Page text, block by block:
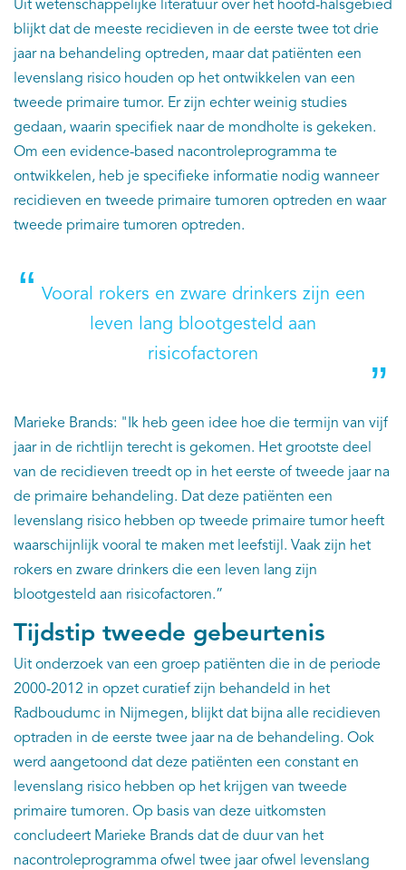
Uit wetenschappelijke literatuur over het hoofd-halsgebied
blijkt dat de meeste recidieven in de eerste twee tot drie
jaar na behandeling optreden, maar dat patiënten een
levenslang risico houden op het ontwikkelen van een
tweede primaire tumor. Er zijn echter weinig studies
gedaan, waarin specifiek naar de mondholte is gekeken.
Om een evidence-based nacontroleprogramma te
ontwikkelen, heb je specifieke informatie nodig wanneer
recidieven en tweede primaire tumoren optreden en waar
tweede primaire tumoren optreden.
Vooral rokers en zware drinkers zijn een
leven lang blootgesteld aan
risicofactoren
Marieke Brands: "Ik heb geen idee hoe die termijn van vijf
jaar in de richtlijn terecht is gekomen. Het grootste deel
van de recidieven treedt op in het eerste of tweede jaar na
de primaire behandeling. Dat deze patiënten een
levenslang risico hebben op tweede primaire tumor heeft
waarschijnlijk vooral te maken met leefstijl. Vaak zijn het
rokers en zware drinkers die een leven lang zijn
blootgesteld aan risicofactoren.”
Tijdstip tweede gebeurtenis
Uit onderzoek van een groep patiënten die in de periode
2000-2012 in opzet curatief zijn behandeld in het
Radboudumc in Nijmegen, blijkt dat bijna alle recidieven
optraden in de eerste twee jaar na de behandeling. Ook
werd aangetoond dat deze patiënten een constant en
levenslang risico hebben op het krijgen van tweede
primaire tumoren. Op basis van deze uitkomsten
concludeert Marieke Brands dat de duur van het
nacontroleprogramma ofwel twee jaar ofwel levenslang